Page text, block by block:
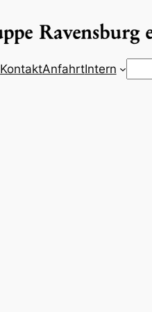
KontaktAnfahrtIntern